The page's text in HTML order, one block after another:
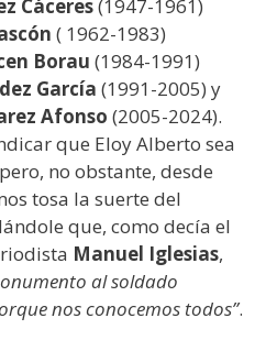
Cáceres(1947-1961)
( 1962-1983)
Borau (1984-1991)
García (1991-2005) y
Afonso (2005-2024).
que Eloy Alberto sea
no obstante, desde
tosa la suerte del
que, como decía el
Manuel Iglesias,
al soldado
nos conocemos todos”.